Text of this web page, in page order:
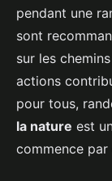
pendant une
sont
sur les
actions
pour tous,
la nature est
commence